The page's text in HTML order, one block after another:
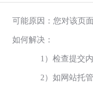
可能原因：您对该页
如何解决：
1）检查提交
2）如网站托